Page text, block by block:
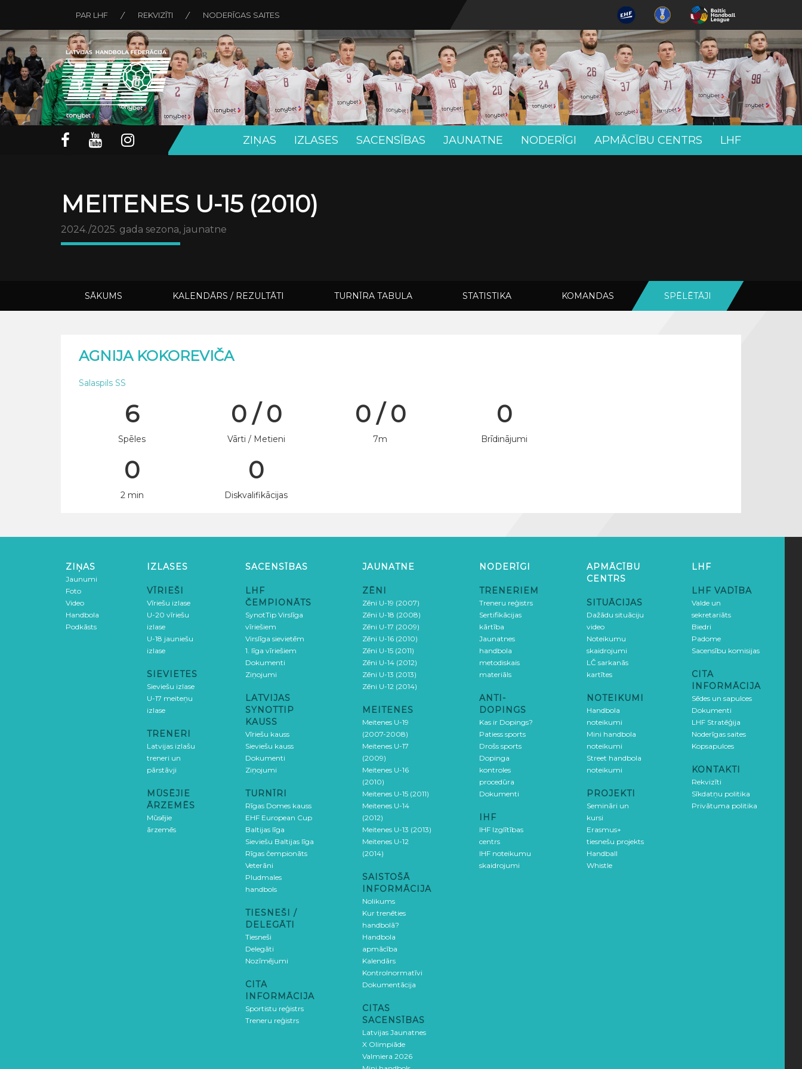
PAR LHF REKVIZĪTI NODERĪGAS SAITES
ZIŅAS IZLASES SACENSĪBAS JAUNATNE NODERĪGI APMĀCĪBU CENTRS LHF
MEITENES U-15 (2010)
2024./2025. gada sezona, jaunatne
SĀKUMS KALENDĀRS / REZULTĀTI TURNĪRA TABULA STATISTIKA KOMANDAS SPĒLĒTĀJI
AGNIJA KOKOREVIČA
Salaspils SS
6
Spēles
0 / 0
Vārti / Metieni
0 / 0
7m
0
Brīdinājumi
0
2 min
0
Diskvalifikācijas
ZIŅAS
Jaunumi
Foto
Video
Handbola
Podkāsts
IZLASES
VĪRIEŠI
Vīriešu izlase
U-20 vīriešu
izlase
U-18 jauniešu
izlase
SIEVIETES
Sieviešu izlase
U-17 meiteņu
izlase
TRENERI
Latvijas izlašu
treneri un
pārstāvji
MŪSĒJIE
ĀRZEMĒS
Mūsējie
ārzemēs
SACENSĪBAS
LHF
ČEMPIONĀTS
SynotTip Virslīga
vīriešiem
Virslīga sievietēm
1. līga vīriešiem
Dokumenti
Ziņojumi
LATVIJAS
SYNOTTIP
KAUSS
Vīriešu kauss
Sieviešu kauss
Dokumenti
Ziņojumi
TURNĪRI
Rīgas Domes kauss
EHF European Cup
Baltijas līga
Sieviešu Baltijas līga
Rīgas čempionāts
Veterāni
Pludmales
handbols
TIESNEŠI /
DELEGĀTI
Tiesneši
Delegāti
Nozīmējumi
CITA
INFORMĀCIJA
Sportistu reģistrs
Treneru reģistrs
JAUNATNE
ZĒNI
Zēni U-19 (2007)
Zēni U-18 (2008)
Zēni U-17 (2009)
Zēni U-16 (2010)
Zēni U-15 (2011)
Zēni U-14 (2012)
Zēni U-13 (2013)
Zēni U-12 (2014)
MEITENES
Meitenes U-19
(2007-2008)
Meitenes U-17
(2009)
Meitenes U-16
(2010)
Meitenes U-15 (2011)
Meitenes U-14
(2012)
Meitenes U-13 (2013)
Meitenes U-12
(2014)
SAISTOŠĀ
INFORMĀCIJA
Nolikums
Kur trenēties
handbolā?
Handbola
apmācība
Kalendārs
Kontrolnormatīvi
Dokumentācija
CITAS
SACENSĪBAS
Latvijas Jaunatnes
X Olimpiāde
Valmiera 2026
NODERĪGI
TRENERIEM
Treneru reģistrs
Sertifikācijas
kārtība
Jaunatnes
handbola
metodiskais
materiāls
ANTI-
DOPINGS
Kas ir Dopings?
Patiess sports
Drošs sports
Dopinga
kontroles
procedūra
Dokumenti
IHF
IHF Izglītības
centrs
IHF noteikumu
skaidrojumi
APMĀCĪBU
CENTRS
SITUĀCIJAS
Dažādu situāciju
video
Noteikumu
skaidrojumi
LČ sarkanās
kartītes
NOTEIKUMI
Handbola
noteikumi
Mini handbola
noteikumi
Street handbola
noteikumi
PROJEKTI
Semināri un
kursi
Erasmus+
tiesnešu projekts
Handball
Whistle
LHF
LHF VADĪBA
Valde un
sekretariāts
Biedri
Padome
Sacensību komisijas
CITA
INFORMĀCIJA
Sēdes un sapulces
Dokumenti
LHF Stratēģija
Noderīgas saites
Kopsapulces
KONTAKTI
Rekvizīti
Sīkdatņu politika
Privātuma politika